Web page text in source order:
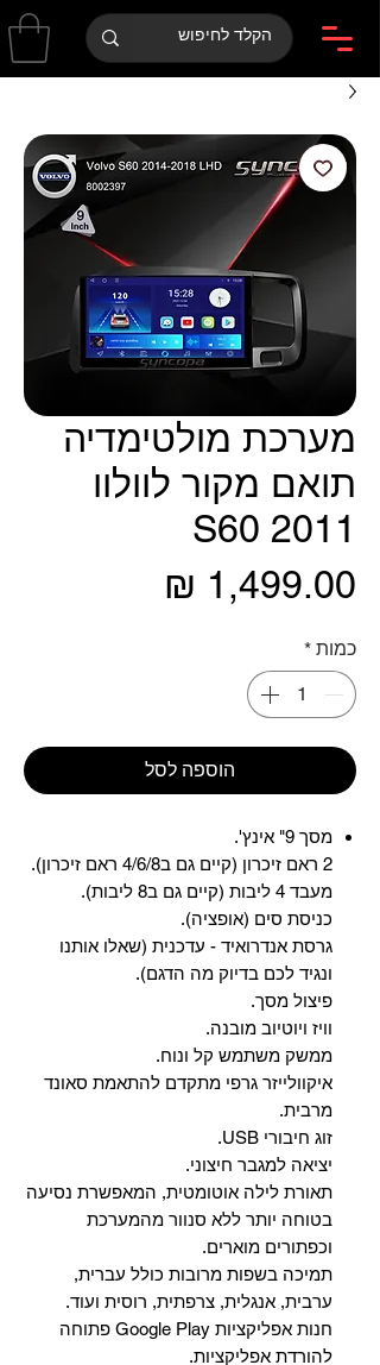
מערכת מולטימדיה
תואם מקור לוולוו
S60 2011
כמות *
הוספה לסל
מסך 9" אינץ'.
2 ראם זיכרון (קיים גם ב4/6/8 ראם זיכרון).
מעבד 4 ליבות (קיים גם ב8 ליבות).
כניסת סים (אופציה).
גרסת אנדרואיד - עדכנית (שאלו אותנו
ונגיד לכם בדיוק מה הדגם).
פיצול מסך.
וויז ויוטיוב מובנה.
ממשק משתמש קל ונוח.
איקוולייזר גרפי מתקדם להתאמת סאונד
מרבית.
זוג חיבורי USB.
יציאה למגבר חיצוני.
תאורת לילה אוטומטית, המאפשרת נסיעה
בטוחה יותר ללא סנוור מהמערכת
וכפתורים מוארים.
תמיכה בשפות מרובות כולל עברית,
ערבית, אנגלית, צרפתית, רוסית ועוד.
‏חנות אפליקציות Google Play פתוחה
להורדת אפליקציות.